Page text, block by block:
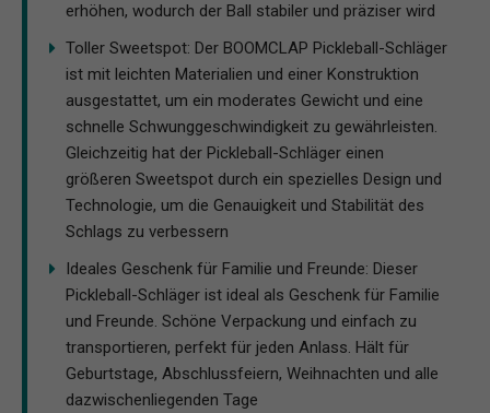
erhöhen, wodurch der Ball stabiler und präziser wird
Toller Sweetspot: Der BOOMCLAP Pickleball-Schläger
ist mit leichten Materialien und einer Konstruktion
ausgestattet, um ein moderates Gewicht und eine
schnelle Schwunggeschwindigkeit zu gewährleisten.
Gleichzeitig hat der Pickleball-Schläger einen
größeren Sweetspot durch ein spezielles Design und
Technologie, um die Genauigkeit und Stabilität des
Schlags zu verbessern
Ideales Geschenk für Familie und Freunde: Dieser
Pickleball-Schläger ist ideal als Geschenk für Familie
und Freunde. Schöne Verpackung und einfach zu
transportieren, perfekt für jeden Anlass. Hält für
Geburtstage, Abschlussfeiern, Weihnachten und alle
dazwischenliegenden Tage